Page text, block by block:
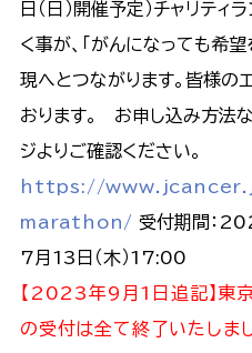
日（日）開催予定）チャリティ
く事が、「がんになっても希
現へとつながります。皆様の
おります。 お申し込み方法
ジよりご確認ください。
https://
marathon/ 受付期間：
7月13日（木）17:00
【2023年9月1日追記】東
の受付は全て終了いたしま